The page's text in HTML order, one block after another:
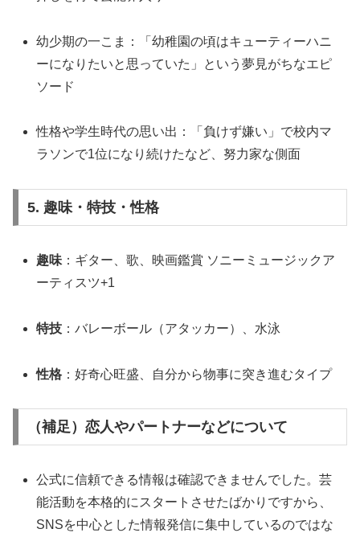
幼少期の一こま：「幼稚園の頃はキューティーハニ
ーになりたいと思っていた」という夢見がちなエピ
ソード
性格や学生時代の思い出：「負けず嫌い」で校内マ
ラソンで1位になり続けたなど、努力家な側面
5. 趣味・特技・性格
趣味 ：ギター、歌、映画鑑賞 ソニーミュージックア
ーティスツ+1
特技 ：バレーボール（アタッカー）、水泳
性格 ：好奇心旺盛、自分から物事に突き進むタイプ
（補足）恋人やパートナーなどについて
公式に信頼できる情報は確認できませんでした。芸
能活動を本格的にスタートさせたばかりですから、
SNSを中心とした情報発信に集中しているのではな